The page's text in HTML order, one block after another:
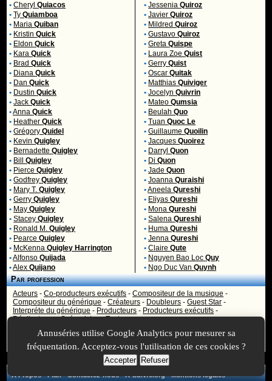
• CherylQuiacos
• TyQuiamboa
• MariaQuiban
• KristinQuick
• EldonQuick
• KaraQuick
• BradQuick
• DianaQuick
• DanQuick
• DustinQuick
• JackQuick
•AnnaQuick
• HeatherQuick
• GrégoryQuidel
• KevinQuigley
• BernadetteQuigley
• BillQuigley
• PierceQuigley
• GodfreyQuigley
• Mary T.Quigley
• GerryQuigley
• MayQuigley
• StaceyQuigley
• Ronald M.Quigley
• PearceQuigley
• McKennaQuigley Harrington
•AlfonsoQuijada
•AlexQuijano
• JesseniaQuiroz
• JavierQuiroz
• MildredQuiroz
• GustavoQuiroz
• GretaQuispe
• Laura ZoeQuist
• GerryQuist
• OscarQuitak
• MatthiasQuiviger
• JocelynQuivrin
• MateoQumsia
• BeulahQuo
• TuanQuoc Le
• GuillaumeQuoilin
• JacquesQuoirez
• DarrylQuon
• DiQuon
• JadeQuon
• JoannaQuraishi
•AneelaQureshi
• EliyasQureshi
• MonaQureshi
• SalenaQureshi
• HumaQureshi
• JennaQureshi
• ClaireQute
• Nguyen Bao LocQuy
• Ngo Duc VanQuynh
Par profession
Acteurs -Co-producteurs exécutifs -Compositeur de la musique -
Compositeur du générique -Créateurs - Doubleurs -Guest Star -
Interpréte du générique - Producteurs - Producteurs exécutifs -
Réalisateurs-Scénaristes-Toutes
Il y 484 personnalités dans cette catégorie.
A Propos-Plan-Contactez-nous-A-Suivre.org-Mentions légales-
Annuséries utilise Google Analytics pour mesurer sa
fréquentation. Acceptez-vous l'utilisation de ces cookies ?
Accepter Refuser